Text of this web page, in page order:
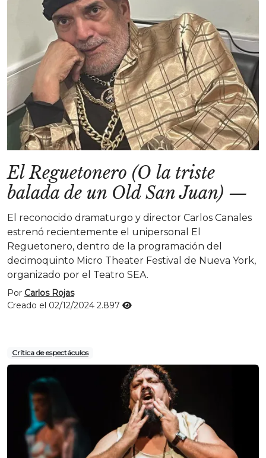
El Reguetonero (O la triste
balada de un Old San Juan) —
El reconocido dramaturgo y director Carlos Canales
estrenó recientemente el unipersonal El
Reguetonero, dentro de la programación del
decimoquinto Micro Theater Festival de Nueva York,
organizado por el Teatro SEA.
Por Carlos Rojas
Creado el 02/12/2024 2.897
Crítica de espectáculos